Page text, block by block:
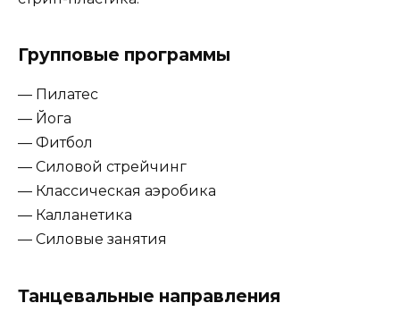
Групповые программы
— Пилатес
— Йога
— Фитбол
— Силовой стрейчинг
— Классическая аэробика
— Калланетика
— Силовые занятия
Танцевальные направления